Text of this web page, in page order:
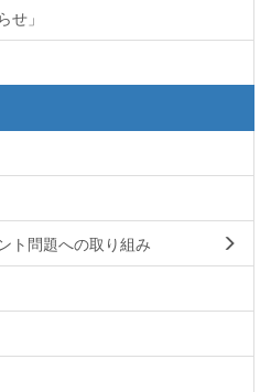
せ」
ト問題への取り組み